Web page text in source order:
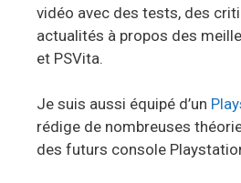
vidéo avec des tests, des
actualités à propos des
et PSVita.
Je suis aussi équipé d’un
rédige de nombreuses
des futurs console